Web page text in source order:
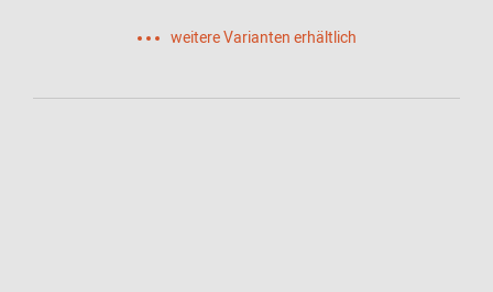
weitere Varianten erhältlich